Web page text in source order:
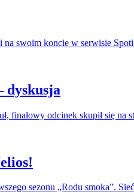
swoim koncie w serwisie
dyskusja
finałowy odcinek skupił się
sezonu „Rodu smoka”.